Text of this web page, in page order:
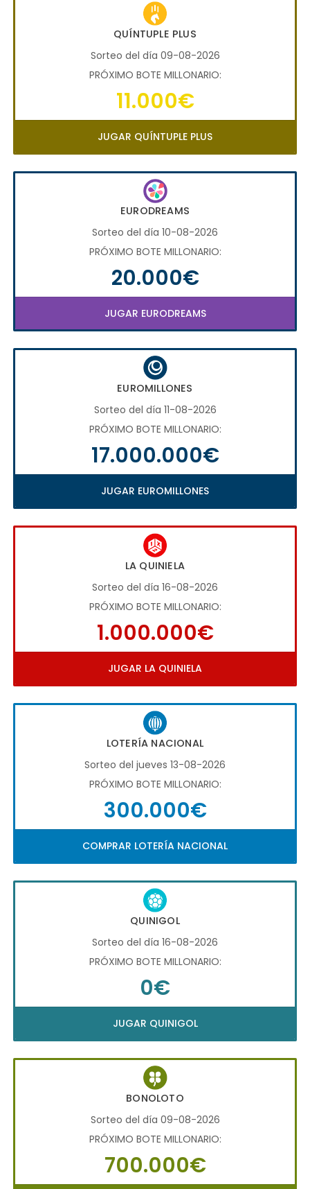
QUÍNTUPLE PLUS
Sorteo del día 09-08-2026
PRÓXIMO BOTE MILLONARIO:
11.000€
JUGAR QUÍNTUPLE PLUS
EURODREAMS
Sorteo del día 10-08-2026
PRÓXIMO BOTE MILLONARIO:
20.000€
JUGAR EURODREAMS
EUROMILLONES
Sorteo del día 11-08-2026
PRÓXIMO BOTE MILLONARIO:
17.000.000€
JUGAR EUROMILLONES
LA QUINIELA
Sorteo del día 16-08-2026
PRÓXIMO BOTE MILLONARIO:
1.000.000€
JUGAR LA QUINIELA
LOTERÍA NACIONAL
Sorteo del jueves 13-08-2026
PRÓXIMO BOTE MILLONARIO:
300.000€
COMPRAR LOTERÍA NACIONAL
QUINIGOL
Sorteo del día 16-08-2026
PRÓXIMO BOTE MILLONARIO:
0€
JUGAR QUINIGOL
BONOLOTO
Sorteo del día 09-08-2026
PRÓXIMO BOTE MILLONARIO:
700.000€